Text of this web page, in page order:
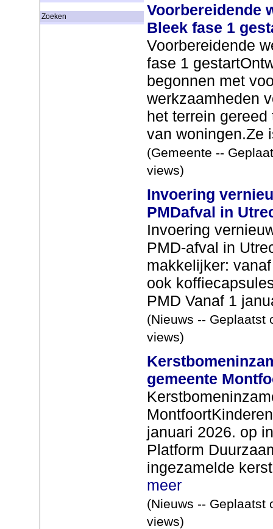
Zoeken
Voorbereidende
Bleek fase 1
Voorbereidende
fase 1
begonnen met
werkzaamheden
het terrein
van woningen.Ze
(Gemeente --
views)
Invoering
PMDafval in
Invoering
PMD-afval in
makkelijker:
ook
PMD Vanaf 1
(Nieuws -- Geplaatst
views)
gemeente
januari 2026. op
Platform
ingezamelde
meer
(Nieuws -- Geplaatst
views)